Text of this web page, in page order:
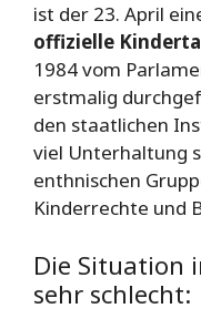
ist der 23. April
offizielle
1984 vom
erstmalig
den staatlichen
viel Unterhaltung
enthnischen
Kinderrechte und
Die Situation
sehr schlecht: